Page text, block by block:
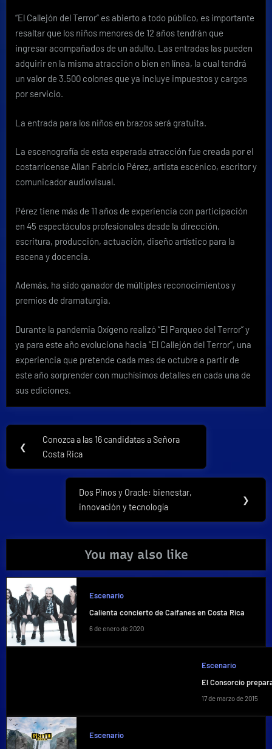
“El Callejón del Terror” es abierto a todo público, es importante
resaltar que los niños menores de 12 años tendrán que
ingresar acompañados de un adulto. Las entradas las pueden
adquirir en la misma atracción o bien en línea, la cual tendrá
un valor de 3.500 colones que ya incluye impuestos y cargos
por servicio.
La entrada para los niños en brazos será gratuita.
La escenografía de esta esperada atracción fue creada por el
costarricense Allan Fabricio Pérez, artista escénico, escritor y
comunicador audiovisual.
Pérez tiene más de 11 años de experiencia con participación
en 45 espectáculos profesionales desde la dirección,
escritura, producción, actuación, diseño artístico para la
escena y docencia.
Además, ha sido ganador de múltiples reconocimientos y
premios de dramaturgia.
Durante la pandemia Oxígeno realizó “El Parqueo del Terror” y
ya para este año evoluciona hacia “El Callejón del Terror”, una
experiencia que pretende cada mes de octubre a partir de
este año sorprender con muchísimos detalles en cada una de
sus ediciones.
Navegación
de
entradas
❮
Previous
Post:
Conozca a las 16 candidatas a Señora
Costa Rica
Next
Post:
Dos Pinos y Oracle: bienestar,
innovación y tecnología
❯
You may also like
Escenario
Calienta concierto de Caifanes en Costa Rica
6 de enero de 2020
Escenario
El Consorcio
17 de marzo de 2015
Escenario